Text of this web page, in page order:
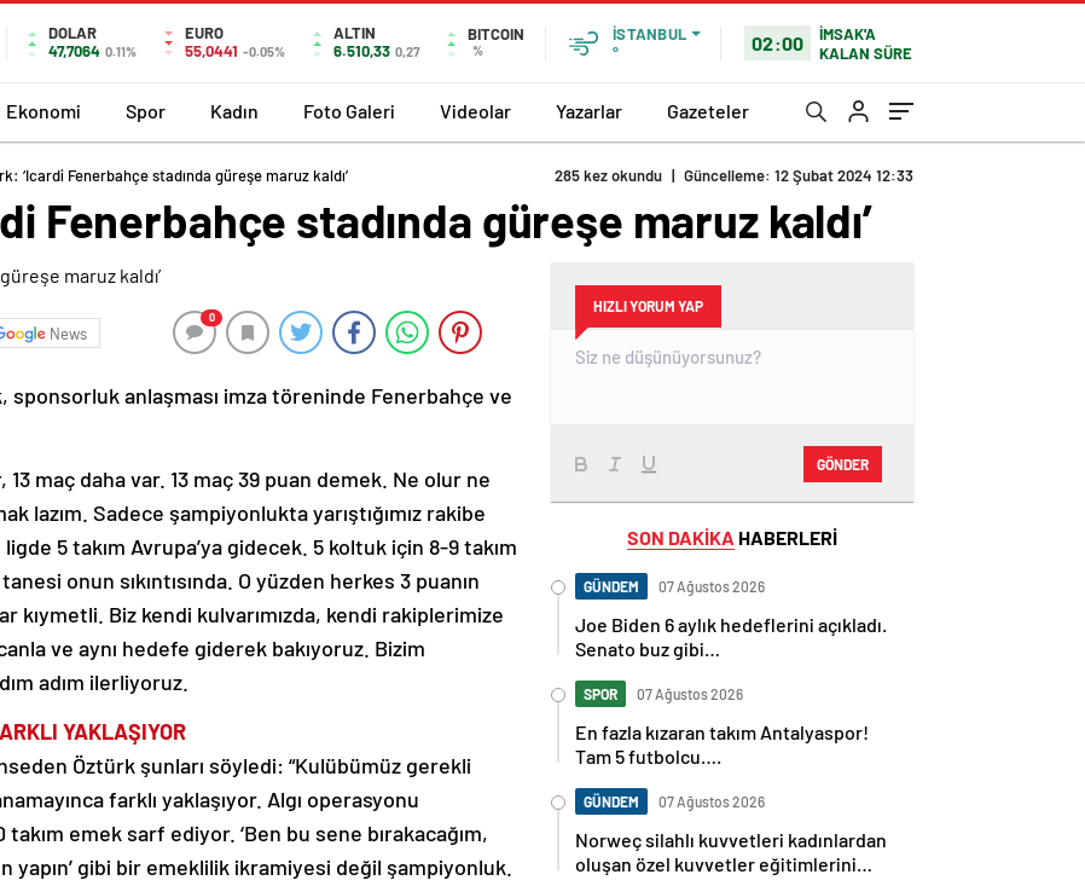
DOLAR
47,7064 0.11%
EURO
55,0441 -0.05%
ALTIN
6.510,33 0,27
BITCOIN
%
İSTANBUL
°
02:00
İMSAK'A
KALAN SÜRE
Ekonomi Spor Kadın Foto Galeri Videolar Yazarlar Gazeteler
‘Icardi Fenerbahçe stadında güreşe maruz kaldı’ 285 kez okundu | Güncelleme: 12 Şubat 2024 12:33
Fenerbahçe stadında güreşe maruz kaldı’
News
0
sponsorluk anlaşması imza töreninde Fenerbahçe ve
maç daha var. 13 maç 39 puan demek. Ne olur ne
lazım. Sadece şampiyonlukta yarıştığımız rakibe
5 takım Avrupa’ya gidecek. 5 koltuk için 8-9 takım
onun sıkıntısında. O yüzden herkes 3 puanın
kıymetli. Biz kendi kulvarımızda, kendi rakiplerimize
ve aynı hedefe giderek bakıyoruz. Bizim
adım ilerliyoruz.
YAKLAŞIYOR
Öztürk şunları söyledi: “Kulübümüz gerekli
farklı yaklaşıyor. Algı operasyonu
emek sarf ediyor. ‘Ben bu sene bırakacağım,
yapın’ gibi bir emeklilik ikramiyesi değil şampiyonluk.
HIZLI YORUM YAP
GÖNDER
SON DAKİKA HABERLERİ
GÜNDEM 07 Ağustos 2026
Joe Biden 6 aylık hedeflerini açıkladı.
Senato buz gibi…
SPOR 07 Ağustos 2026
En fazla kızaran takım Antalyaspor!
Tam 5 futbolcu….
GÜNDEM 07 Ağustos 2026
Norweç silahlı kuvvetleri kadınlardan
oluşan özel kuvvetler eğitimlerini